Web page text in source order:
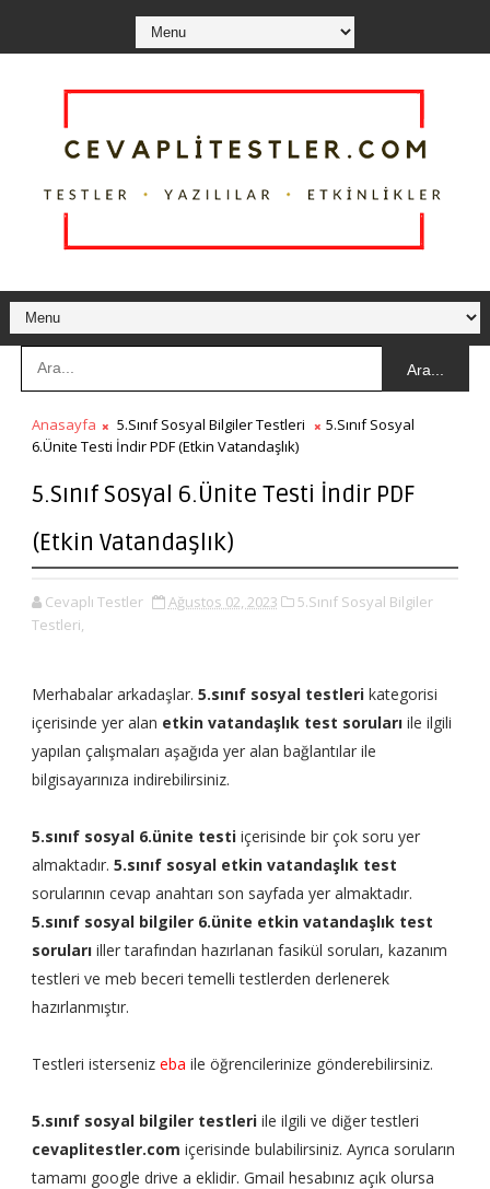
Ara...
Anasayfa 5.Sınıf Sosyal Bilgiler Testleri
5.Sınıf Sosyal
6.Ünite Testi İndir PDF (Etkin Vatandaşlık)
5.Sınıf Sosyal 6.Ünite Testi İndir PDF
(Etkin Vatandaşlık)
Cevaplı Testler Ağustos 02, 2023
5.Sınıf Sosyal Bilgiler
Testleri,
Merhabalar arkadaşlar. 5.sınıf sosyal testlerikategorisi
içerisinde yer alan etkin vatandaşlık test sorularıile ilgili
yapılan çalışmaları aşağıda yer alan bağlantılar ile
bilgisayarınıza indirebilirsiniz.
5.sınıf sosyal 6.ünite testiiçerisinde bir çok soru yer
almaktadır. 5.sınıf sosyal etkin vatandaşlık test
sorularının cevap anahtarı son sayfada yer almaktadır.
5.sınıf sosyal bilgiler 6.ünite etkin vatandaşlık test
sorularıiller tarafından hazırlanan fasikül soruları, kazanım
testleri ve meb beceri temelli testlerden derlenerek
hazırlanmıştır.
Testleri isterseniz eba ile öğrencilerinize gönderebilirsiniz.
5.sınıf sosyal bilgiler testleri ile ilgili ve diğer testleri
cevaplitestler.com içerisinde bulabilirsiniz. Ayrıca soruların
tamamı google drive a eklidir. Gmail hesabınız açık olursa